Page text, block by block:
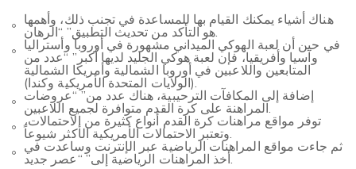
هناك أشياء يمكنك القيام بها للمساعدة في تجنب ذلك، وأهمها
هو التأكد من تحديث التطبيق” “الرهان.
في حين أن لعبة الهوكي الميداني مشهورة في أوروبا وأستراليا
وآسيا وأفريقيا، فإن لعبة هوكي الجليد لديها أكبر” “عدد من
المتابعين واللاعبين في أوروبا الشمالية وأمريكا الشمالية
(الولايات المتحدة الأمريكية وكندا).
إضافة إلى المكافآت الترحيبية، هناك عدد من” “عروضات
المراهنة على كرة القدم متوافرة لجميع اللاعبين.
توفر مواقع مراهنات كرة القدم أنواع كثيرة من الاحتمالات،
وتعتبر الاحتمالات الأمريكية الأكثر شيوعاً.
ثم جاءت مواقع المراهنات الرياضية عبر الإنترنت وساعدت في
أخذ المراهنات الرياضية إلى” “عصر جديد.